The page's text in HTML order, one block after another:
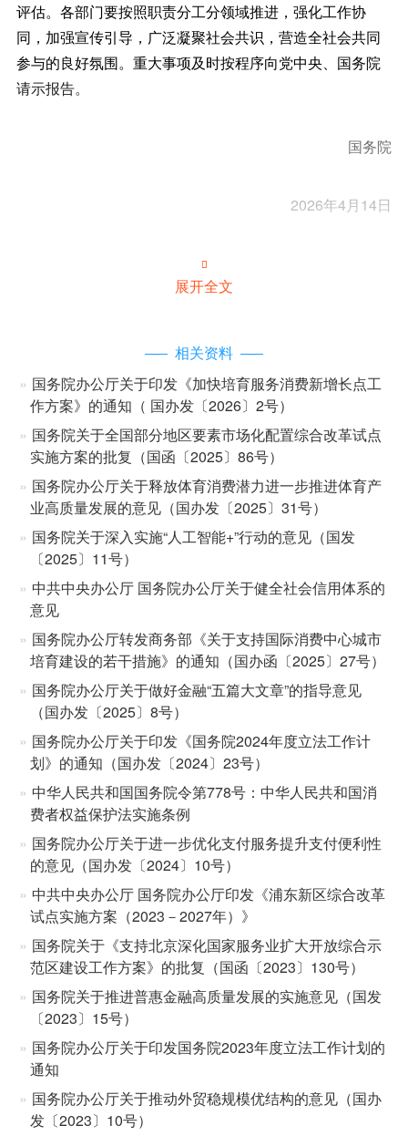
评估。各部门要按照职责分工分领域推进，强化工作协
同，加强宣传引导，广泛凝聚社会共识，营造全社会共同
参与的良好氛围。重大事项及时按程序向党中央、国务院
请示报告。
国务院
2026年4月14日

展开全文
相关资料
国务院办公厅关于印发《加快培育服务消费新增长点工
作方案》的通知（ 国办发〔2026〕2号）
国务院关于全国部分地区要素市场化配置综合改革试点
实施方案的批复（国函〔2025〕86号）
国务院办公厅关于释放体育消费潜力进一步推进体育产
业高质量发展的意见（国办发〔2025〕31号）
国务院关于深入实施“人工智能+”行动的意见（国发
〔2025〕11号）
中共中央办公厅 国务院办公厅关于健全社会信用体系的
意见
国务院办公厅转发商务部《关于支持国际消费中心城市
培育建设的若干措施》的通知（国办函〔2025〕27号）
国务院办公厅关于做好金融“五篇大文章”的指导意见
（国办发〔2025〕8号）
国务院办公厅关于印发《国务院2024年度立法工作计
划》的通知（国办发〔2024〕23号）
中华人民共和国国务院令第778号：中华人民共和国消
费者权益保护法实施条例
国务院办公厅关于进一步优化支付服务提升支付便利性
的意见（国办发〔2024〕10号）
中共中央办公厅 国务院办公厅印发《浦东新区综合改革
试点实施方案（2023－2027年）》
国务院关于《支持北京深化国家服务业扩大开放综合示
范区建设工作方案》的批复（国函〔2023〕130号）
国务院关于推进普惠金融高质量发展的实施意见（国发
〔2023〕15号）
国务院办公厅关于印发国务院2023年度立法工作计划的
通知
国务院办公厅关于推动外贸稳规模优结构的意见（国办
发〔2023〕10号）